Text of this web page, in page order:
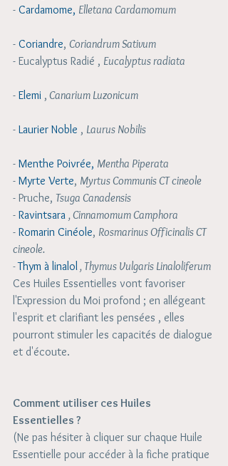
- Cardamome, Elletana Cardamomum
- Coriandre, Coriandrum Sativum
- Eucalyptus Radié , Eucalyptus radiata
- Elemi , Canarium Luzonicum
- Laurier Noble , Laurus Nobilis
- Menthe Poivrée, Mentha Piperata
- Myrte Verte, Myrtus Communis CT cineole
- Pruche, Tsuga Canadensis
- Ravintsara , Cinnamomum Camphora
- Romarin Cinéole, Rosmarinus Officinalis CT
cineole.
- Thym à linalol , Thymus Vulgaris Linaloliferum
Ces Huiles Essentielles vont favoriser
l'Expression du Moi profond ; en allégeant
l'esprit et clarifiant les pensées , elles
pourront stimuler les capacités de dialogue
et d'écoute.
Comment utiliser ces Huiles
Essentielles ?
(Ne pas hésiter à cliquer sur chaque Huile
Essentielle pour accéder à la fiche pratique